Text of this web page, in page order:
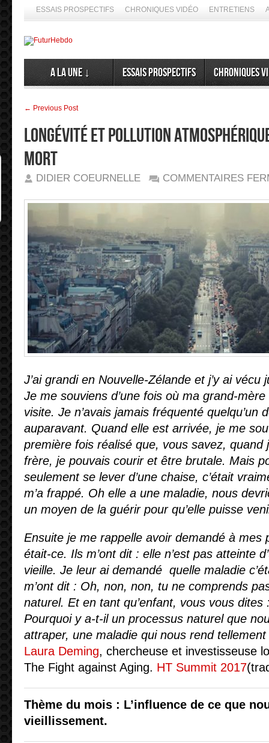
ESSAIS PROSPECTIFS CHRONIQUES VIDÉO ENTRETIENS
A la Une ↓ Essais prospectifs Chroniques
← Previous Post
Longévité et pollution
mort
DIDIER COEURNELLE COMMENTAIRES
J’ai grandi en Nouvelle-Zélande et j’y ai vécu
Je me souviens d’une fois où ma grand-
visite. Je n’avais jamais fréquenté quelqu’un
auparavant. Quand elle est arrivée, je me
première fois réalisé que, vous savez, quand
frère, je pouvais courir et être brutale. Mais
seulement se lever d’une chaise, c’était
m’a frappé. Oh elle a une maladie, nous
un moyen de la guérir pour qu’elle puisse
Ensuite je me rappelle avoir demandé à mes
était-ce. Ils m’ont dit : elle n’est pas atteinte
vieille. Je leur ai demandé quelle maladie
m’ont dit : Oh, non, non, tu ne comprends
naturel. Et en tant qu’enfant, vous vous dites
Pourquoi y a-t-il un processus naturel que
attraper, une maladie qui nous rend
Laura Deming, chercheuse et investisseuse
The Fight against Aging. HT Summit 2017
Thème du mois : L’influence de ce que
vieillissement.
➦ Si